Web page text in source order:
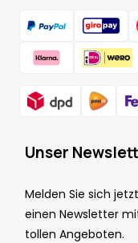
Unser
Melden Sie sich
einen Newsletter
tollen Angeboten.